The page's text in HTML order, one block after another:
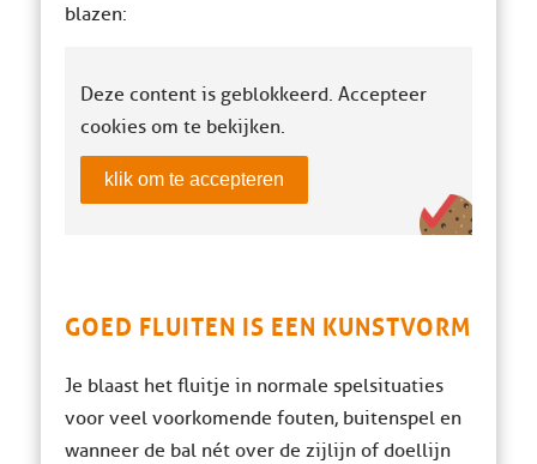
blazen:
Deze content is geblokkeerd. Accepteer
cookies om te bekijken.
klik om te accepteren
GOED FLUITEN IS EEN KUNSTVORM
Je blaast het fluitje in normale spelsituaties
voor veel voorkomende fouten, buitenspel en
wanneer de bal nét over de zijlijn of doellijn